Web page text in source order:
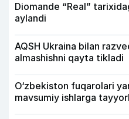
Diomande “Real”
aylandi
AQSH Ukraina bilan
almashishni qayta tikladi
O‘zbekiston fuqarolari
mavsumiy ishlarga